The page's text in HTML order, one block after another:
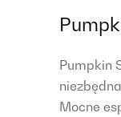
Pumpkin
Mocne